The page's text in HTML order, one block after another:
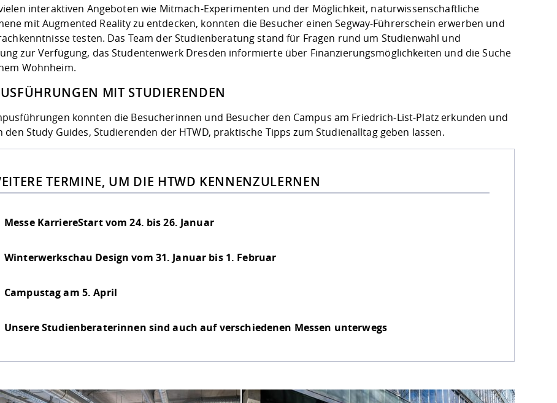
interaktiven Angeboten wie Mitmach-Experimenten und der Möglichkeit, naturwissenschaftliche
mit Augmented Reality zu entdecken, konnten die Besucher einen Segway-Führerschein erwerben und
testen. Das Team der Studienberatung stand für Fragen rund um Studienwahl und
zur Verfügung, das Studentenwerk Dresden informierte über Finanzierungsmöglichkeiten und die Suche
Wohnheim.
MIT STUDIERENDEN
konnten die Besucherinnen und Besucher den Campus am Friedrich-List-Platz erkunden und
den Study Guides, Studierenden der HTWD, praktische Tipps zum Studienalltag geben lassen.
TERMINE, UM DIE HTWD KENNENZULERNEN
Messe KarriereStart vom 24. bis 26. Januar
Winterwerkschau Design vom 31. Januar bis 1. Februar
Campustag am 5. April
Unsere Studienberaterinnen sind auch auf verschiedenen Messen unterwegs